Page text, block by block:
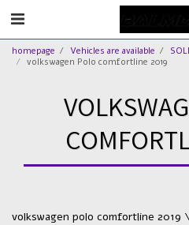
homepage Vehicles are available
volkswagen Polo comfortline 2019
volkswagen polo comfortline 2019